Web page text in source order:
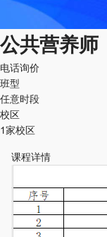
公共营养师
电话询价
班型
任意时段
校区
1家校区
课程详情